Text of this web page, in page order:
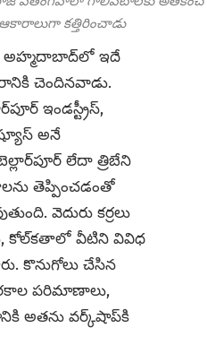
కత్తిరించాడు
అహ్మదాబాద్‌లో ఇదే
చెందినవాడు.
ఇండస్ట్రీస్,
అనే
లేదా త్రిబేని
తెప్పించడంతో
వెదురు కర్రలు
కోల్‌కతాలో వీటిని వివిధ
కొనుగోలు చేసిన
పరిమాణాలు,
అతను వర్క్‌షాప్‌కి